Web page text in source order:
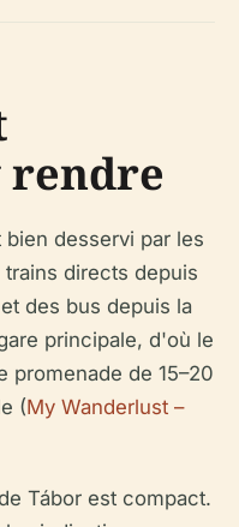
rendre
bien desservi par les
directs depuis
des bus depuis la
principale, d'où le
promenade de 15–20
(My Wanderlust –
Tábor est compact.